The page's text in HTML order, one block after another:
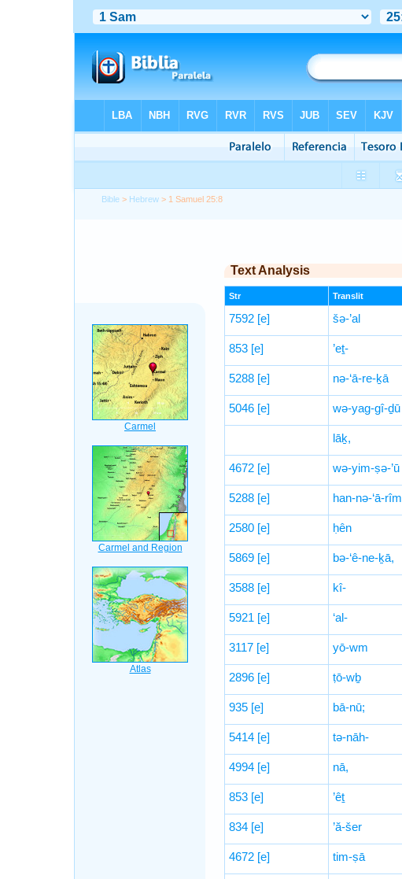
Bible > Hebrew > 1 Samuel 25:8
Text Analysis
Str Translit
7592 [e] šə-’al
853 [e] ’eṯ-
5288 [e] nə-‘ā-re-ḵā
5046 [e] wə-yag-gî-ḏū
lāḵ,
4672 [e] wə-yim-ṣə-’ū
5288 [e] han-nə-‘ā-rîm
2580 [e] ḥên
5869 [e] bə-‘ê-ne-ḵā,
3588 [e] kî-
5921 [e] ‘al-
3117 [e] yō-wm
2896 [e] ṭō-wḇ
935 [e] bā-nū;
5414 [e] tə-nāh-
4994 [e] nā,
853 [e] ’êṯ
834 [e] ’ă-šer
4672 [e] tim-ṣā